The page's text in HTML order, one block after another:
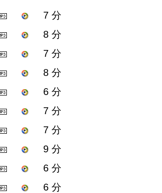
7 分
8 分
7 分
8 分
6 分
7 分
7 分
9 分
6 分
6 分